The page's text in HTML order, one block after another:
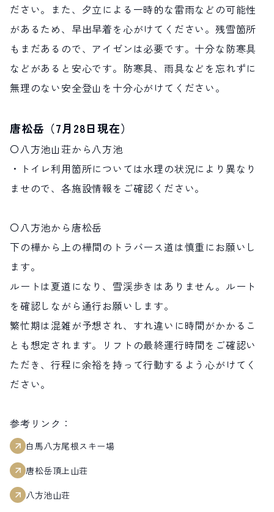
お問い合わせ LINEで 友だちになる
営業時間：9:00～17:00 定休日：無休
TEL.0261-85-4210 / FAX.0261-85-4240
ださい。また、夕立による一時的な雷雨などの可能性
があるため、早出早着を心がけてください。残雪箇所
もまだあるので、アイゼンは必要です。十分な防寒具
などがあると安心です。防寒具、雨具などを忘れずに
無理のない安全登山を十分心がけてください。
唐松岳（7月28日現在）
〇八方池山荘から八方池
・トイレ利用箇所については水理の状況により異なり
ませので、各施設情報をご確認ください。
〇八方池から唐松岳
下の樺から上の樺間のトラバース道は慎重にお願いし
ます。
ルートは夏道になり、雪渓歩きはありません。ルート
を確認しながら通行お願いします。
繁忙期は混雑が予想され、すれ違いに時間がかかるこ
とも想定されます。リフトの最終運行時間をご確認い
ただき、行程に余裕を持って行動するよう心がけてく
ださい。
参考リンク：
白馬八方尾根スキー場
唐松岳頂上山荘
八方池山荘